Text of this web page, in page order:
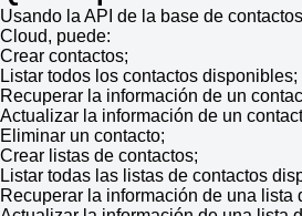
Usando la API de la base de
Cloud, puede:
Crear contactos;
Listar todos los contactos disponibles;
Recuperar la información de un
Actualizar la información de un
Eliminar un contacto;
Crear listas de contactos;
Listar todas las listas de contactos
Recuperar la información de una lista